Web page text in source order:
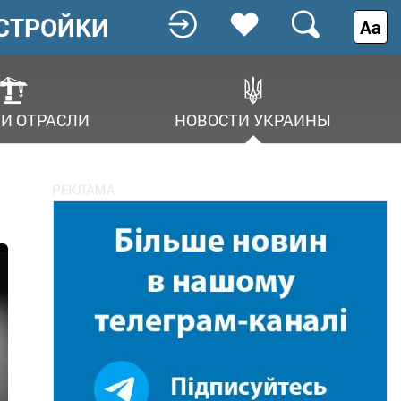
ОТРАСЛИ НОВОСТИ УКРАИНЫ
Аа